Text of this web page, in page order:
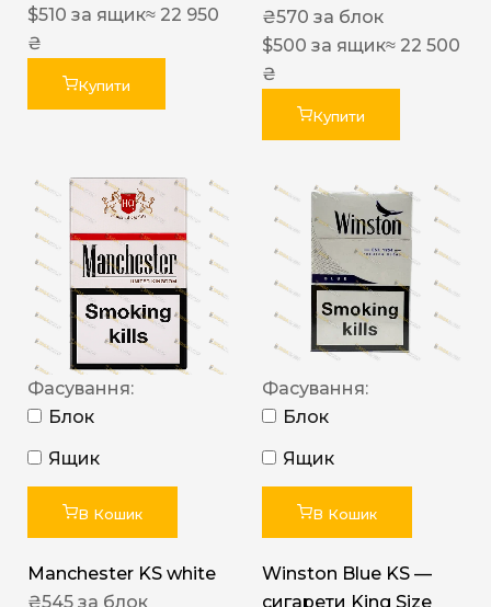
$510 за ящик≈ 22 950
₴
Купити
₴570 за блок
$500 за ящик≈ 22 500
₴
Купити
Фасування:
Блок
Ящик
В Кошик
Manchester KS white
₴545 за блок
Фасування:
Блок
Ящик
В Кошик
Winston Blue KS —
сигарети King Size